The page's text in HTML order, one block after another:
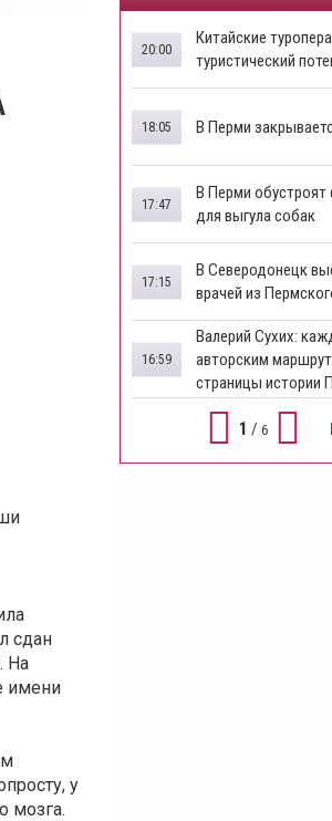
сдан
На
имени
у
мозга.
Китайские
туристический
20:00
В Перми
18:05
​В Перми
для выгула собак
17:47
В Северодонецк
врачей из
17:15
​Валерий Сухих:
авторским
страницы истории
16:59
1 / 6